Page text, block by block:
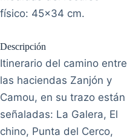
físico: 45x34 cm.
Descripción
Itinerario del camino entre
las haciendas Zanjón y
Camou, en su trazo están
señaladas: La Galera, El
chino, Punta del Cerco,